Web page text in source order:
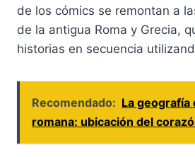
de los cómics se remontan a
de la antigua Roma y Grecia,
historias en secuencia
Recomendado: La geografía
romana: ubicación del